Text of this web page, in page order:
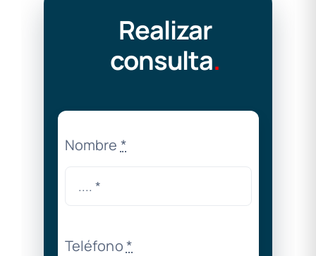
Realizar
consulta.
Nombre *
Teléfono*